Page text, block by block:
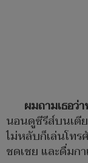
ผมถามเธอว่
นอนดูซีรีส์บนเตี
ไม่หลับก็เล่นโท
ชดเชย และดื่มก